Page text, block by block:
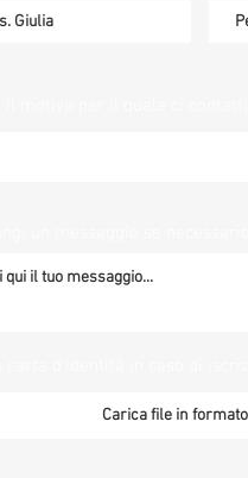
Carica file in